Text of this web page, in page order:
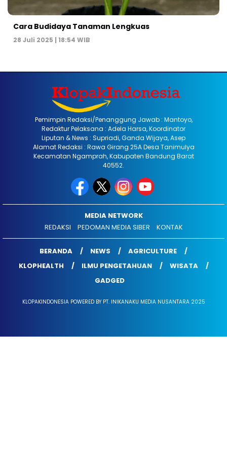
Cara Budidaya Tanaman Lengkuas
28 Juli 2025 | 18:54 WIB
Pemimpin Redaksi/Penanggung Jawab : Mantoyo,
Redaktur Pelaksana : Adela Harsa, Koordinator
Liputan & News : Supriadi, Ganda Wijaya, Asep
Alamat Redaksi : Rawa Girang 25A Desa Tanimulya
Kecamatan Ngamprah, Kabupaten Bandung Barat
40552.
MEDIA NETWORK
REDAKSI
PEDOMAN MEDIA SIBER KONTAK
BERANDA NEWS
AGRICULTURE
KLOPHEALTH
ILMU PENGETAHUAN
WISATA
GADGED
KLOPAKINDONESIA POWERED BY PT. INIKANAKU MEDIA NUSANTARA 2025